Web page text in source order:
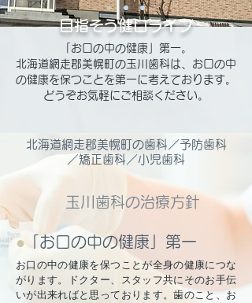
目指そう健口ライフ
「お口の中の健康」第一。
北海道網走郡美幌町の玉川歯科は、お口の中
の健康を保つことを第一に考えております。
どうぞお気軽にご相談ください。
北海道網走郡美幌町の歯科／予防歯科
／矯正歯科／小児歯科
玉川歯科の治療方針
●「お口の中の健康」第一
お口の中の健康を保つことが全身の健康につな
がります。ドクター、スタッフ共にそのお手伝
いが出来ればと思っております。歯のこと、お